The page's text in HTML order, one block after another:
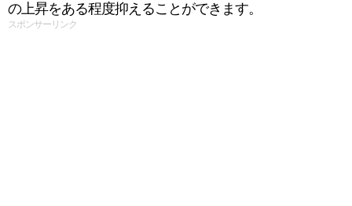
の上昇をある程度抑えることができます。
スポンサーリンク